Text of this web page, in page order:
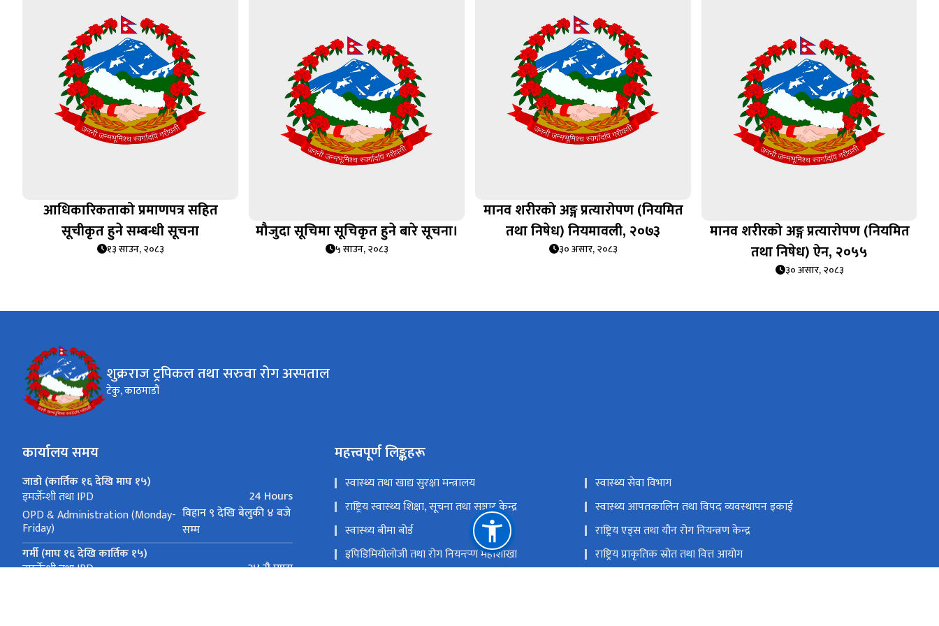
आधिकारिकताको प्रमाणपत्र सहित
सूचीकृत हुने सम्बन्धी सूचना
१३ साउन, २०८३
मौजुदा सूचिमा सूचिकृत हुने बारे सूचना।
५ साउन, २०८३
मानव शरीरको अङ्ग प्रत्यारोपण (नियमित
तथा निषेध) नियमावली, २०७३
३० असार, २०८३
मानव शरीरको अङ्ग प्रत्यारोपण (नियमित
तथा निषेध) ऐन, २०५५
३० असार, २०८३
शुक्रराज ट्रपिकल तथा सरुवा रोग अस्पताल
टेकु, काठमाडौं
कार्यालय समय
जाडो (कार्तिक १६ देखि माघ १५)
इमर्जेन्शी तथा IPD
24 Hours
OPD & Administration (Monday-
Friday)
विहान ९ देखि बेलुकी ४ बजे
सम्म
गर्मी (माघ १६ देखि कार्तिक १५)
इमर्जेन्शी तथा IPD
२४ सै घण्टा
महत्त्वपूर्ण लिङ्कहरू
स्वास्थ्य तथा खाद्य सुरक्षा मन्त्रालय
स्वास्थ्य सेवा विभाग
राष्ट्रिय स्वास्थ्य शिक्षा, सूचना तथा सञ्चार केन्द्र
स्वास्थ्य आपतकालिन तथा विपद व्यवस्थापन इकाई
स्वास्थ्य बीमा बोर्ड
राष्ट्रिय एड्स तथा यौन रोग नियन्त्रण केन्द्र
इपिडिमियोलोजी तथा रोग नियन्त्र्‍ण महाशाखा
राष्ट्रिय प्राकृतिक स्रोत तथा वित्त आयोग